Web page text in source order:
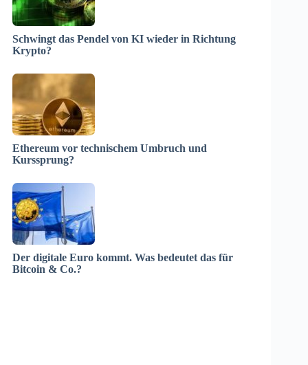
Schwingt das Pendel von KI wieder in Richtung
Krypto?
Ethereum vor technischem Umbruch und
Kurssprung?
Der digitale Euro kommt. Was bedeutet das für
Bitcoin & Co.?